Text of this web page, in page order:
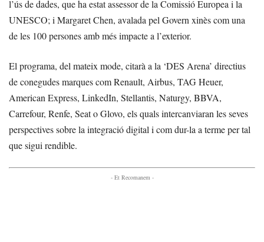
l’ús de dades, que ha estat assessor de la Comissió Europea i la
UNESCO; i Margaret Chen, avalada pel Govern xinès com una
de les 100 persones amb més impacte a l’exterior.
El programa, del mateix mode, citarà a la ‘DES Arena’ directius
de conegudes marques com Renault, Airbus, TAG Heuer,
American Express, LinkedIn, Stellantis, Naturgy, BBVA,
Carrefour, Renfe, Seat o Glovo, els quals intercanviaran les seves
perspectives sobre la integració digital i com dur-la a terme per tal
que sigui rendible.
- Et Recomanem -